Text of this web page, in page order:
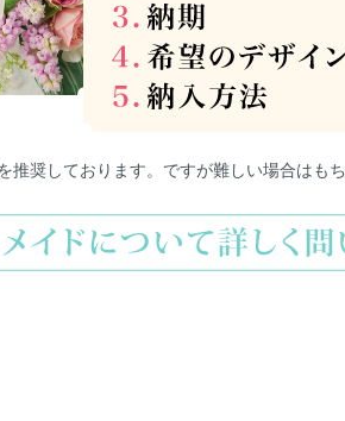
奨しております。ですが難しい場合はも